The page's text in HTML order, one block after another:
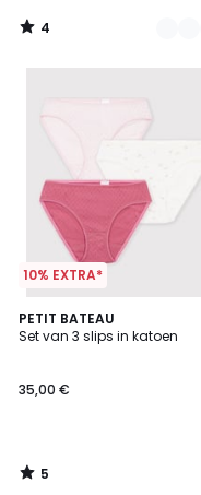
4
/
10% EXTRA*
PETIT BATEAU
Set van 3 slips in katoen
35,00 €
5
/
5
/